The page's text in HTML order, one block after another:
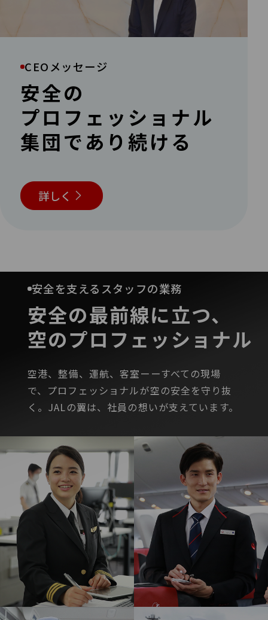
CEOメッセージ
安全の
プロフェッショナル
集団であり続ける
詳しく
安全を支えるスタッフの業務
安全の最前線に立つ、
空のプロフェッショナル
空港、整備、運航、客室ーーすべての現場
で、プロフェッショナルが空の安全を守り抜
く。JALの翼は、社員の想いが支えています。